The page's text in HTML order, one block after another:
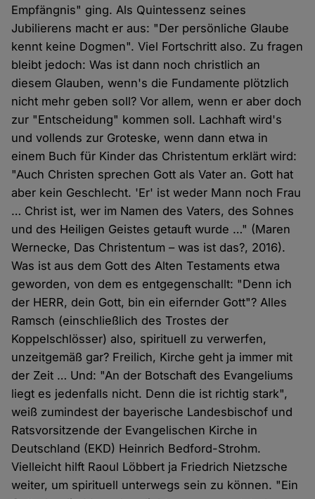
Empfängnis" ging. Als Quintessenz seines
Jubilierens macht er aus: "Der persönliche Glaube
kennt keine Dogmen". Viel Fortschritt also. Zu fragen
bleibt jedoch: Was ist dann noch christlich an
diesem Glauben, wenn's die Fundamente plötzlich
nicht mehr geben soll? Vor allem, wenn er aber doch
zur "Entscheidung" kommen soll. Lachhaft wird's
und vollends zur Groteske, wenn dann etwa in
einem Buch für Kinder das Christentum erklärt wird:
"Auch Christen sprechen Gott als Vater an. Gott hat
aber kein Geschlecht. 'Er' ist weder Mann noch Frau
… Christ ist, wer im Namen des Vaters, des Sohnes
und des Heiligen Geistes getauft wurde …" (Maren
Wernecke, Das Christentum – was ist das?, 2016).
Was ist aus dem Gott des Alten Testaments etwa
geworden, von dem es entgegenschallt: "Denn ich
der HERR, dein Gott, bin ein eifernder Gott"? Alles
Ramsch (einschließlich des Trostes der
Koppelschlösser) also, spirituell zu verwerfen,
unzeitgemäß gar? Freilich, Kirche geht ja immer mit
der Zeit … Und: "An der Botschaft des Evangeliums
liegt es jedenfalls nicht. Denn die ist richtig stark",
weiß zumindest der bayerische Landesbischof und
Ratsvorsitzende der Evangelischen Kirche in
Deutschland (EKD) Heinrich Bedford-Strohm.
Vielleicht hilft Raoul Löbbert ja Friedrich Nietzsche
weiter, um spirituell unterwegs sein zu können. "Ein